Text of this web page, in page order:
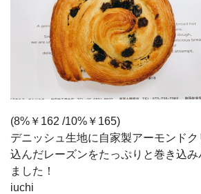
(8%￥162 /10%￥165)
デニッシュ生地に自家製アーモンド
込んだレーズンをたっぷりと巻き込
ました！
iuchi